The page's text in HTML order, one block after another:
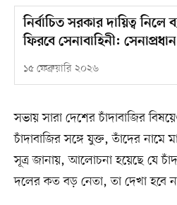
নির্বাচিত সরকার দায়িত্ব নিলে
ফিরবে সেনাবাহিনী: সেনাপ্রধান
১৫ ফেব্রুয়ারি ২০২৬
সভায় সারা দেশের চাঁদাবাজির
চাঁদাবাজির সঙ্গে যুক্ত, তাঁদের নামে
সূত্র জানায়, আলোচনা হয়েছে যে
দলের কত বড় নেতা, তা দেখা হবে